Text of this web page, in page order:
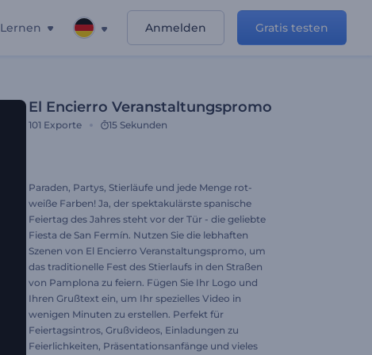
Lernen Anmelden Gratis testen
El Encierro Veranstaltungspromo
101 Exporte 15 Sekunden
Paraden, Partys, Stierläufe und jede Menge rot-
weiße Farben! Ja, der spektakulärste spanische
Feiertag des Jahres steht vor der Tür - die geliebte
Fiesta de San Fermín. Nutzen Sie die lebhaften
Szenen von El Encierro Veranstaltungspromo, um
das traditionelle Fest des Stierlaufs in den Straßen
von Pamplona zu feiern. Fügen Sie Ihr Logo und
Ihren Grußtext ein, um Ihr spezielles Video in
wenigen Minuten zu erstellen. Perfekt für
Feiertagsintros, Grußvideos, Einladungen zu
Feierlichkeiten, Präsentationsanfänge und vieles